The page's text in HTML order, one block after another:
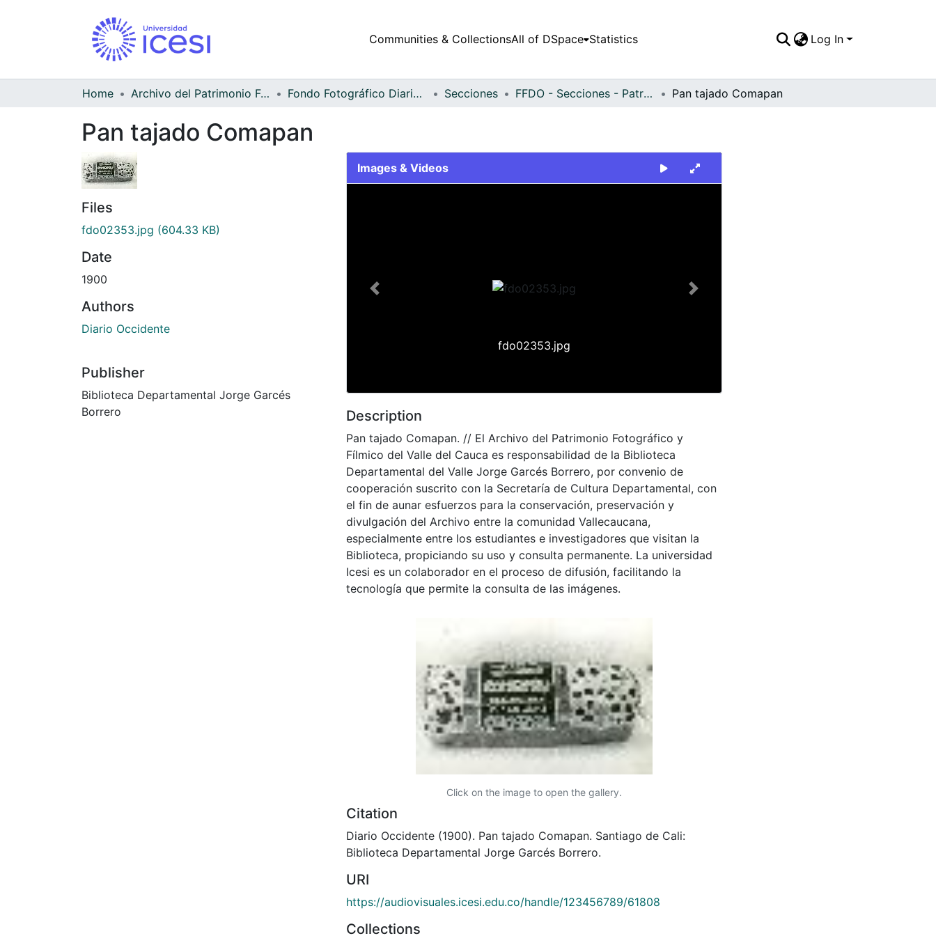
Communities & CollectionsAll of DSpace Statistics Log In
Home Archivo del Patrimonio Fotográfico y Fílmico del Valle del Cauca Fondo Fotográfico Diario Occidente Secciones FFDO - Secciones - Patrimonial Pan tajado Comapan
Pan tajado Comapan
Files
fdo02353.jpg (604.33 KB)
Date
1900
Authors
Diario Occidente
Publisher
Biblioteca Departamental Jorge Garcés
Borrero
Images & Videos
fdo02353.jpg
Previous Next
Description
Pan tajado Comapan. // El Archivo del Patrimonio Fotográfico y
Fílmico del Valle del Cauca es responsabilidad de la Biblioteca
Departamental del Valle Jorge Garcés Borrero, por convenio de
cooperación suscrito con la Secretaría de Cultura Departamental, con
el fin de aunar esfuerzos para la conservación, preservación y
divulgación del Archivo entre la comunidad Vallecaucana,
especialmente entre los estudiantes e investigadores que visitan la
Biblioteca, propiciando su uso y consulta permanente. La universidad
Icesi es un colaborador en el proceso de difusión, facilitando la
tecnología que permite la consulta de las imágenes.
Click on the image to open the gallery.
Citation
Diario Occidente (1900). Pan tajado Comapan. Santiago de Cali:
Biblioteca Departamental Jorge Garcés Borrero.
URI
https://audiovisuales.icesi.edu.co/handle/123456789/61808
Collections